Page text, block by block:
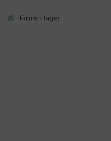
Finns i lager